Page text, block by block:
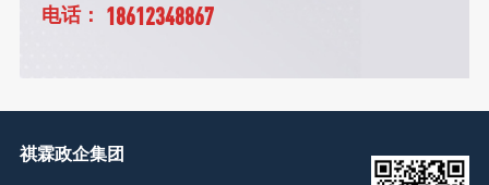
电话： 18612348867
祺霖政企集团